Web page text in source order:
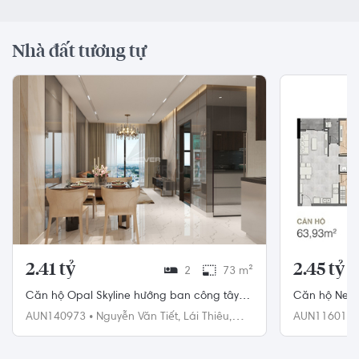
Nhà đất tương tự
2.41 tỷ 2 73 m²
Căn hộ Opal Skyline hướng ban công tây
nam nội thất cơ bản diện tích 73m².
AUN140973 • Nguyễn Văn Tiết, Lái Thiêu,
2.45 tỷ
Căn hộ
tích 63.93m²
AUN116016